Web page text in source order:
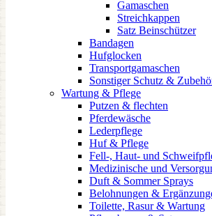
Gamaschen
Streichkappen
Satz Beinschützer
Bandagen
Hufglocken
Transportgamaschen
Sonstiger Schutz &
Wartung & Pflege
Putzen & flechten
Pferdewäsche
Lederpflege
Huf & Pflege
Fell-, Haut- und
Medizinische und
Duft & Sommer Sprays
Belohnungen &
Toilette, Rasur & Wartung